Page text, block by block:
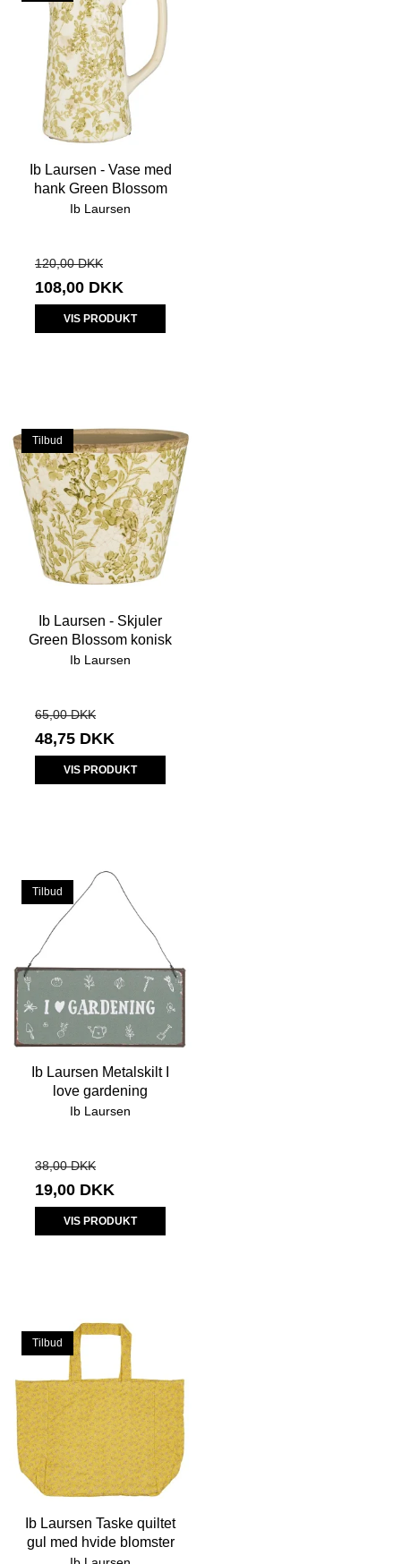
Ib Laursen - Vase med
hank Green Blossom
Ib Laursen
120,00 DKK
108,00 DKK
VIS PRODUKT
Tilbud
Ib Laursen - Skjuler
Green Blossom konisk
Ib Laursen
65,00 DKK
48,75 DKK
VIS PRODUKT
Tilbud
Ib Laursen Metalskilt I
love gardening
Ib Laursen
38,00 DKK
19,00 DKK
VIS PRODUKT
Tilbud
Ib Laursen Taske quiltet
gul med hvide blomster